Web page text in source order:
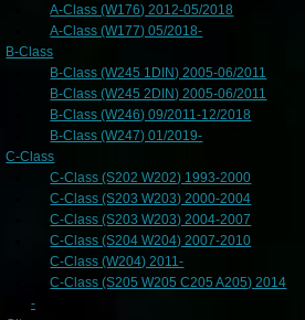
A-Class (W176) 2012-05/2018
A-Class (W177) 05/2018-
B-Class
B-Class (W245 1DIN) 2005-06/2011
B-Class (W245 2DIN) 2005-06/2011
B-Class (W246) 09/2011-12/2018
B-Class (W247) 01/2019-
C-Class
C-Class (S202 W202) 1993-2000
C-Class (S203 W203) 2000-2004
C-Class (S203 W203) 2004-2007
C-Class (S204 W204) 2007-2010
C-Class (W204) 2011-
C-Class (S205 W205 C205 A205) 2014
-